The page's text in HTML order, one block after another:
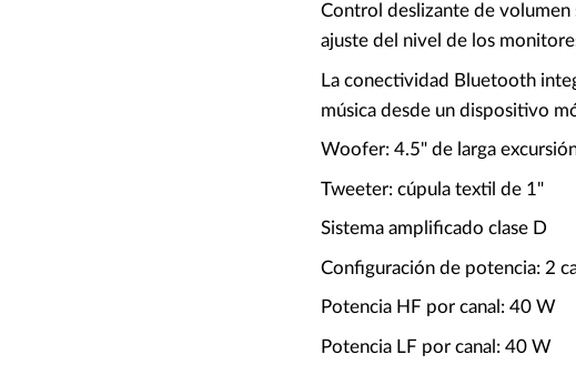
Control deslizante de volumen
ajuste del nivel de los
La conectividad Bluetooth
música desde un dispositivo
Woofer: 4.5" de larga
Tweeter: cúpula textil de 1"
Sistema amplificado clase D
Configuración de potencia: 2
Potencia HF por canal: 40 W
Potencia LF por canal: 40 W